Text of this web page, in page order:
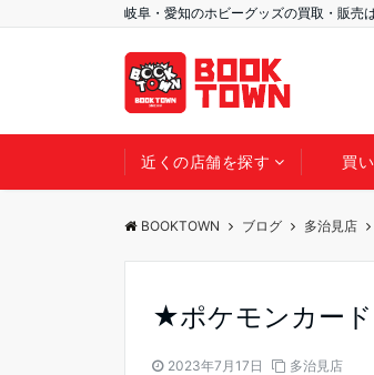
岐阜・愛知のホビーグッズの買取・販売
近くの店舗を探す 買
BOOKTOWN ブログ 多治見店
★ポケモンカー
2023年7月17日 多治見店